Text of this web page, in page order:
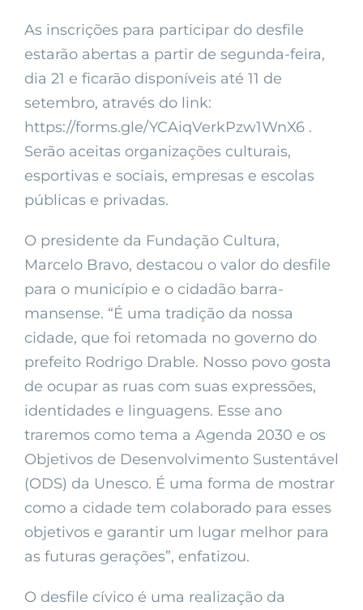
As inscrições para participar do desfile
estarão abertas a partir de segunda-feira,
dia 21 e ficarão disponíveis até 11 de
setembro, através do link:
https://forms.gle/YCAiqVerkPzw1WnX6 .
Serão aceitas organizações culturais,
esportivas e sociais, empresas e escolas
públicas e privadas.
O presidente da Fundação Cultura,
Marcelo Bravo, destacou o valor do desfile
para o município e o cidadão barra-
mansense. “É uma tradição da nossa
cidade, que foi retomada no governo do
prefeito Rodrigo Drable. Nosso povo gosta
de ocupar as ruas com suas expressões,
identidades e linguagens. Esse ano
traremos como tema a Agenda 2030 e os
Objetivos de Desenvolvimento Sustentável
(ODS) da Unesco. É uma forma de mostrar
como a cidade tem colaborado para esses
objetivos e garantir um lugar melhor para
as futuras gerações”, enfatizou.
O desfile cívico é uma realização da